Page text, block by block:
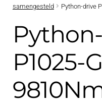
Motoren
Motoronderdelen
Bootelektra
Koelwatersysteem
samengesteld
Python-drive
P1025-